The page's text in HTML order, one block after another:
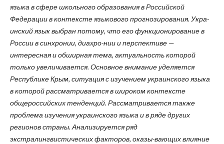
языка в сфере школьного образования в Российской
Федерации в контексте языкового прогнозирования. Укра-
инский язык выбран потому, что его функционирование в
России в синхронии, диахро-нии и перспективе —
интересная и обширная тема, актуальность которой
только увеличивается. Основное внимание уделяется
Республике Крым, ситуация с изучением украинского языка
в которой рассматривается в широком контексте
общероссийских тенденций. Рассматривается также
проблема изучения украинского языка и в ряде других
регионов страны. Анализируется ряд
экстралингвистических факторов, оказы-вающих влияние